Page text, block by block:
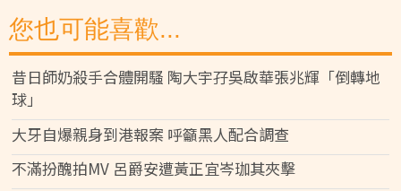
您也可能喜歡...
昔日師奶殺手合體開騷 陶大宇孖吳啟華張兆輝「倒轉地
球」
大牙自爆親身到港報案 呼籲黑人配合調查
不滿扮醜拍MV 呂爵安遭黃正宜岑珈其夾擊